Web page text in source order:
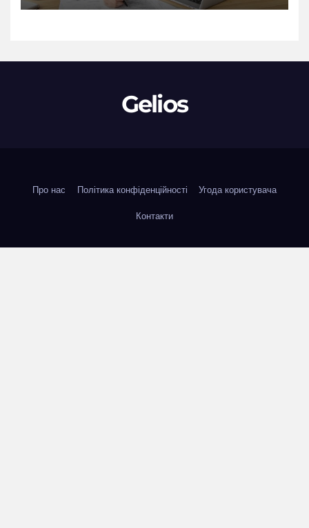
Gelios
Про нас Політика конфіденційності Угода користувача
Контакти